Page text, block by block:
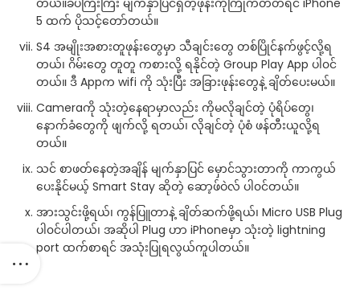
တယ်။ခပ်ကြီးကြီး မျက်နှာပြင်ရှိတဲ့ဖုန်းကိုကြိုက်တတ်ရင် iPhone
5 ထက် ပိုသင့်တော်တယ်။
S4 အမျိုးအစားတူဖုန်းတွေမှာ သီချင်းတွေ တစ်ပြိုင်နက်ဖွင့်လို့ရ
တယ်၊ ဂိမ်းတွေ တူတူ ကစားလို့ ရနိုင်တဲ့ Group Play App ပါ၀င်
တယ်။ ဒီ Appက wifi ကို သုံးပြီး အခြားဖုန်းတွေနဲ့ ချိတ်ပေးမယ်။
Cameraကို သုံးတဲ့နေရာမှာလည်း ကိုမလိုချင်တဲ့ ပုံရိပ်တွေ၊
နောက်ခံတွေကို ဖျက်လို့ ရတယ်၊ လိုချင်တဲ့ ပုံစံ ဖန်တီးယူလို့ရ
တယ်။
သင် စာဖတ်နေတဲ့အချိန် မျက်နှာပြင် မှောင်သွားတာကို ကာကွယ်
ပေးနိုင်မယ့် Smart Stay ဆိုတဲ့ ဆော့ဖ်ဝဲလ် ပါ၀င်တယ်။
အားသွင်းဖို့ရယ်၊ ကွန်ပြူတာနဲ့ ချိတ်ဆက်ဖို့ရယ်၊ Micro USB Plug
ပါ၀င်ပါတယ်၊ အဆိုပါ Plug ဟာ iPhoneမှာ သုံးတဲ့ lightning
port ထက်စာရင် အသုံးပြုရလွယ်ကူပါတယ်။